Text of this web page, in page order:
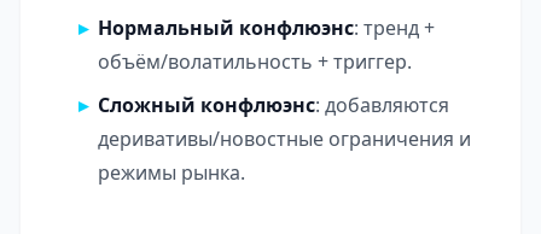
Нормальный конфлюэнс: тренд +
объём/волатильность + триггер.
Сложный конфлюэнс: добавляются
деривативы/новостные ограничения и
режимы рынка.